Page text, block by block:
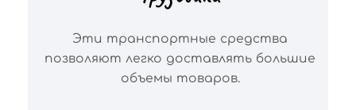
Эти транспортные средства
позволяют легко доставлять большие
объемы товаров.